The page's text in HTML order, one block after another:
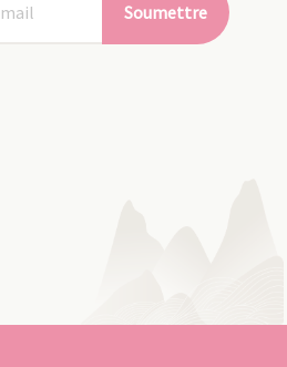
Soumettre